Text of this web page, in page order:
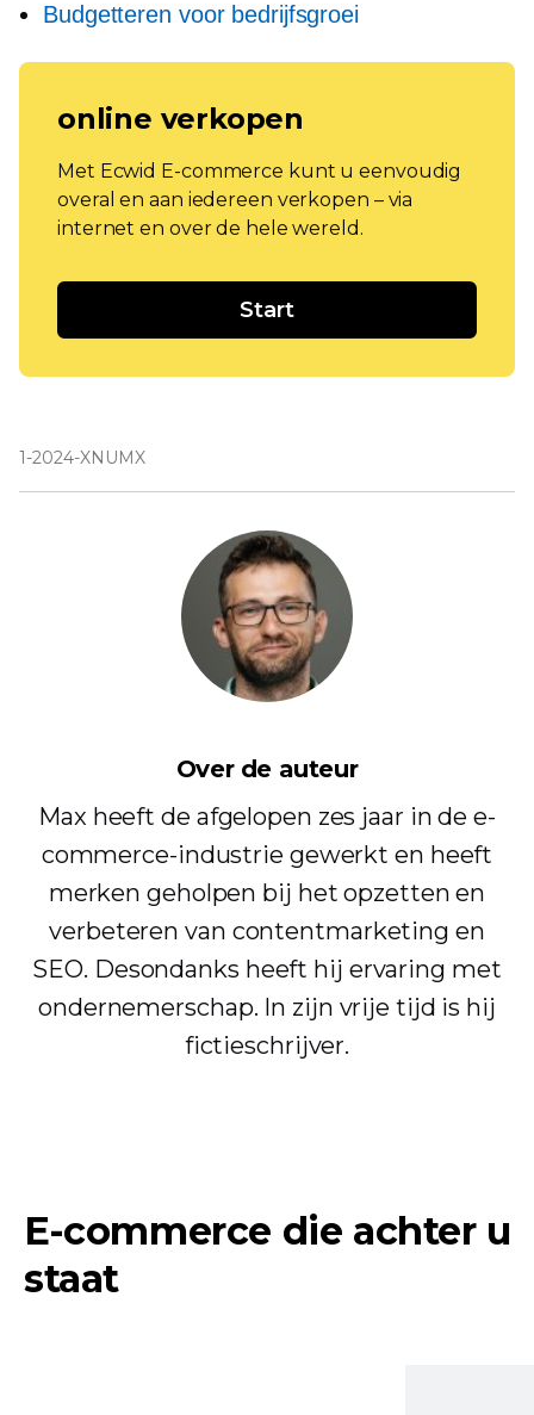
Budgetteren voor bedrijfsgroei
online verkopen
Met Ecwid E-commerce kunt u eenvoudig
overal en aan iedereen verkopen – via
internet en over de hele wereld.
Start
1-2024-XNUMX
Over de auteur
Max heeft de afgelopen zes jaar in de e-
commerce-industrie gewerkt en heeft
merken geholpen bij het opzetten en
verbeteren van contentmarketing en
SEO. Desondanks heeft hij ervaring met
ondernemerschap. In zijn vrije tijd is hij
fictieschrijver.
E-commerce die achter u
staat